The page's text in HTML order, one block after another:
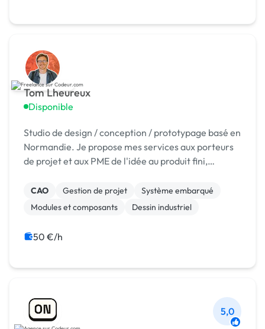
Tom Lheureux
Disponible
Studio de design / conception / prototypage basé en
Normandie. Je propose mes services aux porteurs
de projet et aux PME de l'idée au produit fini,
CAO Gestion de projet
Système embarqué
Modules et composants
Dessin industriel
50 €/h
5,0